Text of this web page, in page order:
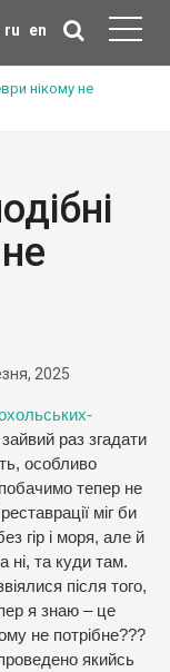
ru en
нікому не
2025
раз згадати
особливо
тепер не
міг би
гір і моря, але й
ні, та куди там.
після того,
я знаю – це
не потрібне???
якийсь